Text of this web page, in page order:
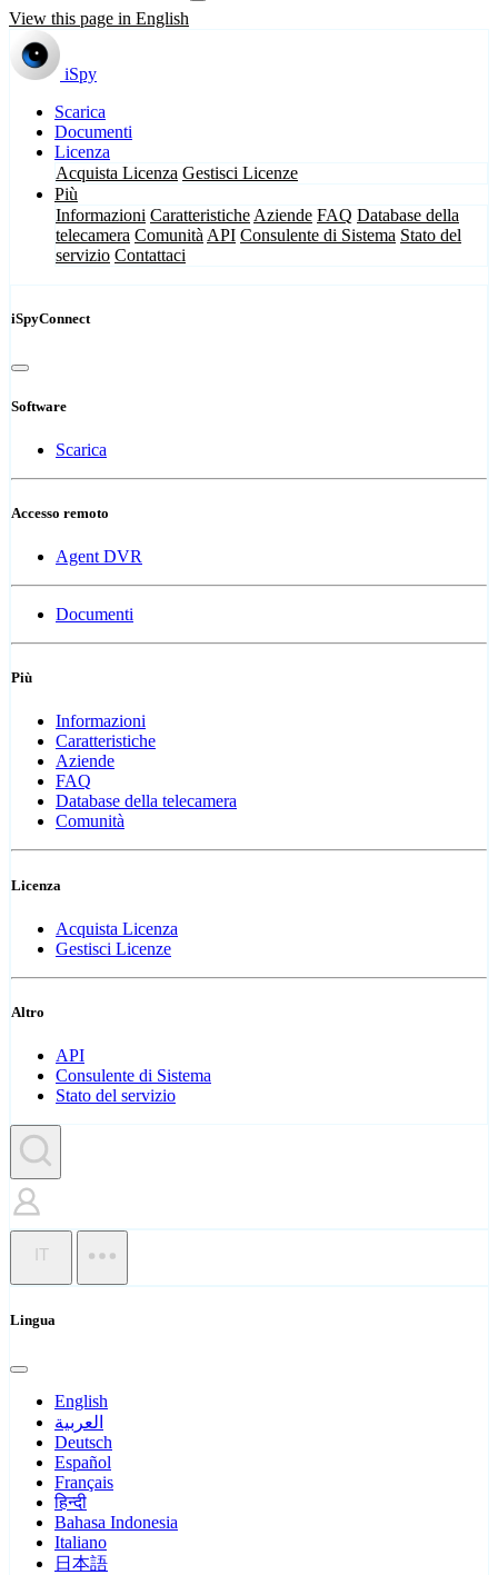
View this page in English
iSpy
Scarica
Documenti
Licenza
Acquista Licenza Gestisci Licenze
Più
Informazioni Caratteristiche Aziende FAQ Database della
telecamera Comunità API Consulente di Sistema Stato del
servizio Contattaci
iSpyConnect
Software
Scarica
Accesso remoto
Agent DVR
Documenti
Più
Informazioni
Caratteristiche
Aziende
FAQ
Database della telecamera
Comunità
Licenza
Acquista Licenza
Gestisci Licenze
Altro
API
Consulente di Sistema
Stato del servizio
IT
Lingua
English
العربية
Deutsch
Español
Français
हिन्दी
Bahasa Indonesia
Italiano
日本語